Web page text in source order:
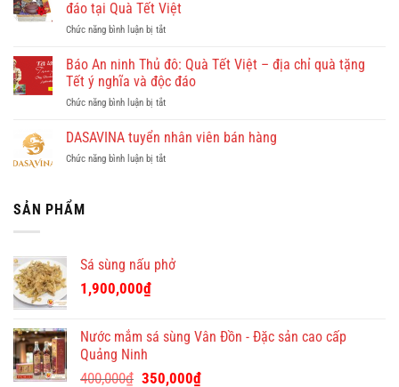
khám
phá
Quy
cùng
Dulichkhatvongviet.com
Định
Online
Doan
–
ty
cho
giúp
theo
đáo tại Quà Tết Việt
Chức năng bình luận bị tắtở
khảo
quà
tết
cao
cho
nghiệp
Tết
Việt
Báo An ninh Thủ đô: Quà Tết Việt – địa chỉ quà tặng
Tết ý nghĩa và độc đáo
Chức năng bình luận bị tắtở
An
Thủ
chỉ
nghĩa
độc
DASAVINA tuyển nhân viên bán hàng
Chức năng bình luận bị tắtở
SẢN PHẨM
Sá sùng nấu phở
1,900,000₫
Nước mắm sá sùng Vân Đồn - Đặc sản cao cấp
Quảng Ninh
400,000₫ Giá
350,000₫Giá